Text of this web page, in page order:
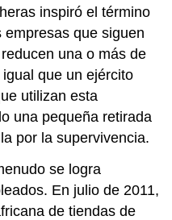
inspiró el término
empresas que siguen
una o más de
que un ejército
utilizan esta
una pequeña retirada
por la supervivencia.
se logra
En julio de 2011,
de tiendas de